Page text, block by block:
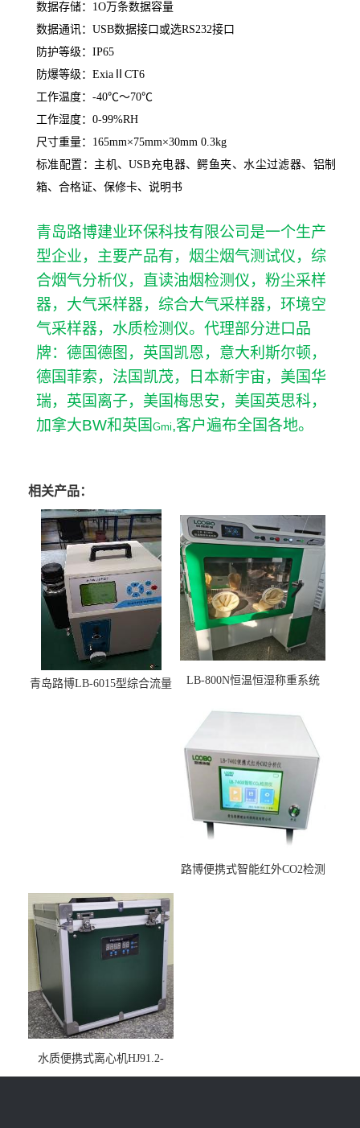
数据存储：1O万条数据容量
数据通讯：USB数据接口或选RS232接口
防护等级： IP65
防爆等级：ExiaⅡCT6
工作温度： -40℃～70℃
工作湿度： 0-99%RH
尺寸重量： 165mm×75mm×30mm 0.3kg
标准配置：主机、USB充电器、鳄鱼夹、水尘过滤器、铝制
箱、合格证、保修卡、说明书
青岛路博建业环保科技有限公司是一个生产
型企业，主要产品有，烟尘烟气测试仪，综
合烟气分析仪，直读油烟检测仪，粉尘采样
器，大气采样器，综合大气采样器，环境空
气采样器，水质检测仪。代理部分进口品
牌：德国德图，英国凯恩，意大利斯尔顿，
德国菲索，法国凯茂，日本新宇宙，美国华
瑞，英国离子，美国梅思安，美国英思科，
加拿大BW和英国 Gmi,客户遍布全国各地。
相关产品：
青岛路博LB-6015型综合流量
LB-800N恒温恒湿称重系统
路博便携式智能红外CO2检测
水质便携式离心机HJ91.2-
2022地表水总磷监测内置有